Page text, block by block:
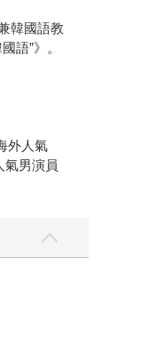
韓國語教
語”》。
外人氣
氣男演員